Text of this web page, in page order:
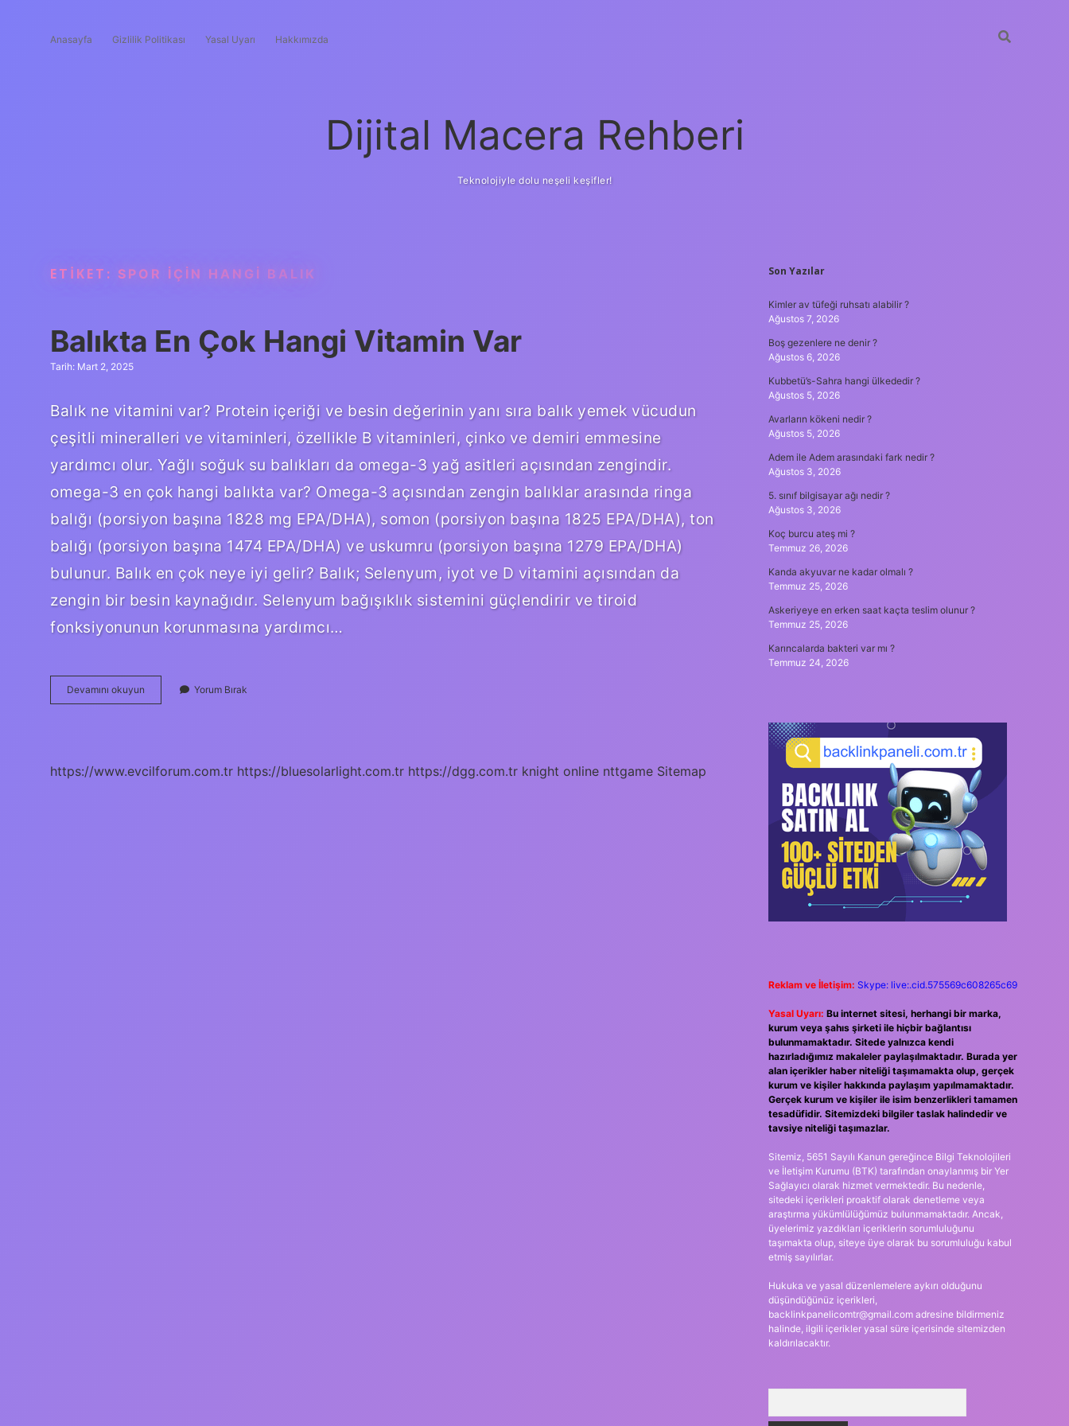
Anasayfa Gizlilik Politikası Yasal Uyarı Hakkımızda
Dijital Macera Rehberi
Teknolojiyle dolu neşeli keşifler!
ETIKET: SPOR IÇIN HANGI BALIK
Balıkta En Çok Hangi Vitamin Var
Tarih: Mart 2, 2025
Balık ne vitamini var? Protein içeriği ve besin değerinin yanı sıra balık yemek vücudun
çeşitli mineralleri ve vitaminleri, özellikle B vitaminleri, çinko ve demiri emmesine
yardımcı olur. Yağlı soğuk su balıkları da omega-3 yağ asitleri açısından zengindir.
omega-3 en çok hangi balıkta var? Omega-3 açısından zengin balıklar arasında ringa
balığı (porsiyon başına 1828 mg EPA/DHA), somon (porsiyon başına 1825 EPA/DHA), ton
balığı (porsiyon başına 1474 EPA/DHA) ve uskumru (porsiyon başına 1279 EPA/DHA)
bulunur. Balık en çok neye iyi gelir? Balık; Selenyum, iyot ve D vitamini açısından da
zengin bir besin kaynağıdır. Selenyum bağışıklık sistemini güçlendirir ve tiroid
fonksiyonunun korunmasına yardımcı…
Devamını okuyun
En
Yorum Bırak
https://www.evcilforum.com.tr https://bluesolarlight.com.tr https://dgg.com.tr knight online nttgame Sitemap
SIDEBAR
Son Yazılar
Kimler av tüfeği ruhsatı alabilir ?
Ağustos 7, 2026
Boş gezenlere ne denir ?
Ağustos 6, 2026
Kubbetü’s-Sahra hangi ülkededir ?
Ağustos 5, 2026
Avarların kökeni nedir ?
Ağustos 5, 2026
Adem ile Adem arasındaki fark nedir ?
Ağustos 3, 2026
5. sınıf bilgisayar ağı nedir ?
Ağustos 3, 2026
Koç burcu ateş mi ?
Temmuz 26, 2026
Kanda akyuvar ne kadar olmalı ?
Temmuz 25, 2026
Askeriyeye en erken saat kaçta teslim olunur ?
Temmuz 25, 2026
Karıncalarda bakteri var mı ?
Temmuz 24, 2026
Reklam ve İletişim: Skype: live:.cid.575569c608265c69
Yasal Uyarı: Bu internet sitesi, herhangi bir marka,
kurum veya şahıs şirketi ile hiçbir bağlantısı
bulunmamaktadır. Sitede yalnızca kendi
hazırladığımız makaleler paylaşılmaktadır. Burada yer
alan içerikler haber niteliği taşımamakta olup, gerçek
kurum ve kişiler hakkında paylaşım yapılmamaktadır.
Gerçek kurum ve kişiler ile isim benzerlikleri tamamen
tesadüfidir. Sitemizdeki bilgiler taslak halindedir ve
tavsiye niteliği taşımazlar.
Sitemiz, 5651 Sayılı Kanun gereğince Bilgi Teknolojileri
ve İletişim Kurumu (BTK) tarafından onaylanmış bir Yer
Sağlayıcı olarak hizmet vermektedir. Bu nedenle,
sitedeki içerikleri proaktif olarak denetleme veya
araştırma yükümlülüğümüz bulunmamaktadır. Ancak,
üyelerimiz yazdıkları içeriklerin sorumluluğunu
taşımakta olup, siteye üye olarak bu sorumluluğu kabul
etmiş sayılırlar.
Hukuka ve yasal düzenlemelere aykırı olduğunu
düşündüğünüz içerikleri,
backlinkpanelicomtr@gmail.comadresine bildirmeniz
halinde, ilgili içerikler yasal süre içerisinde sitemizden
kaldırılacaktır.